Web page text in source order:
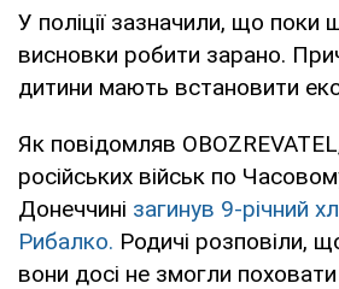
У поліції зазначили, що поки
висновки робити зарано.
дитини мають встановити
Як повідомляв
російських військ по
Донеччині загинув 9-річний
Рибалко. Родичі розповіли,
вони досі не змогли